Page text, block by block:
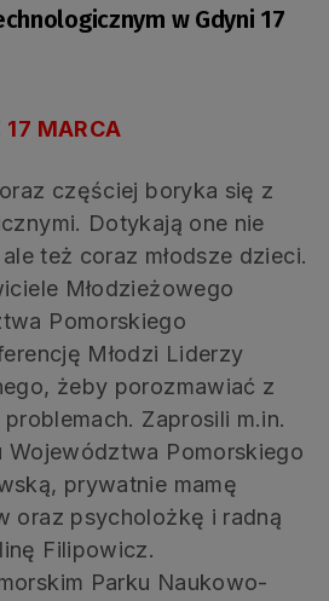
w Gdyni 17
MARCA
częściej boryka się z
Dotykają one nie
też coraz młodsze dzieci.
Młodzieżowego
Pomorskiego
Młodzi Liderzy
żeby porozmawiać z
Zaprosili m.in.
Województwa Pomorskiego
prywatnie mamę
oraz psycholożkę i radną
Filipowicz.
Parku Naukowo-